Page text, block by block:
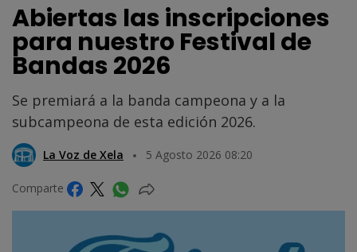
Abiertas las inscripciones
para nuestro Festival de
Bandas 2026
Se premiará a la banda campeona y a la
subcampeona de esta edición 2026.
La Voz de Xela 5 Agosto 2026 08:20
Comparte